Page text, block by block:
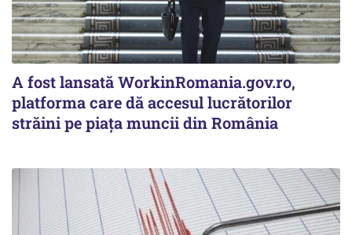
A fost lansată WorkinRomania.gov.ro,
platforma care dă accesul lucrătorilor
străini pe piața muncii din România